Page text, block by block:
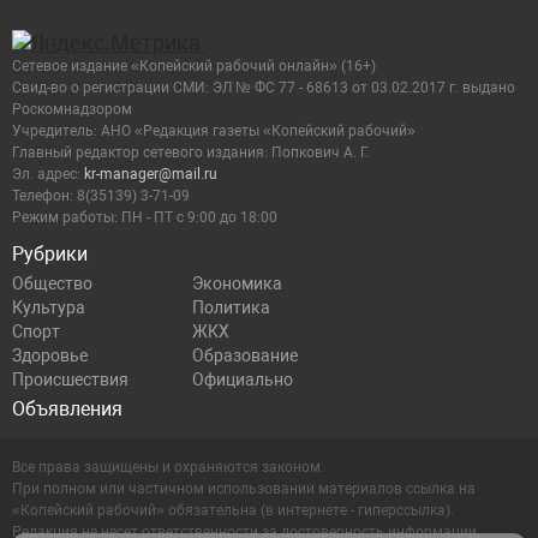
Рубрики
Общество
Экономика
Культура
Политика
Спорт
ЖКХ
Здоровье
Образование
Происшествия
Официально
Объявления
Сетевое издание «Копейский рабочий онлайн» (16+)
Cвид-во о регистрации СМИ: ЭЛ № ФС 77 - 68613 от 03.02.2017 г. выдано
Роскомнадзором
Учредитель: АНО «Редакция газеты «Копейский рабочий»
Главный редактор сетевого издания: Попкович А. Г.
Эл. адрес: kr-manager@mail.ru
Телефон: 8(35139) 3-71-09
Режим работы: ПН - ПТ с 9:00 до 18:00
Все права защищены и охраняются законом.
При полном или частичном использовании материалов ссылка на
«Копейский рабочий» обязательна (в интернете - гиперссылка).
Редакция не несет ответственности за достоверность информации,